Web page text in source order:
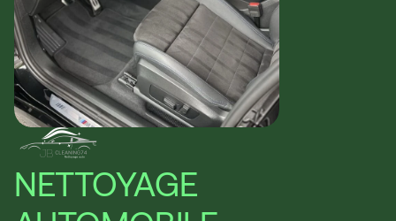
NETTOYAGE